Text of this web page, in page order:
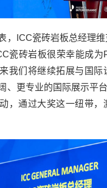
，ICC瓷砖岩板总经理
瓷砖岩板很荣幸能成
我们将继续拓展与国际
、更专业的国际展示平
，通过大奖这一纽带，